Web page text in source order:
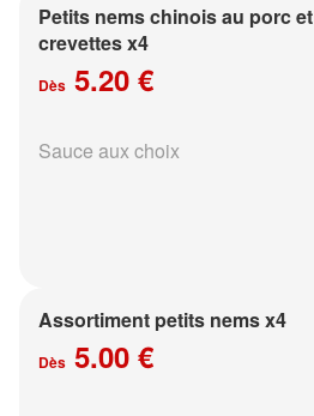
Petits nems chinois au porc et
crevettes x4
Dès 5.20 €
Sauce aux choix
Assortiment petits nems x4
Dès 5.00 €